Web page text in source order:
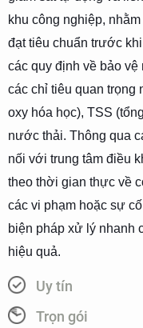
khu công nghiệp,
đạt tiêu chuẩn trước
các quy định về bảo
các chỉ tiêu quan
oxy hóa học), TSS
nước thải. Thông qua
nối với trung tâm điều
theo thời gian thực về
các vi phạm hoặc sự
biện pháp xử lý nhanh
hiệu quả.
Uy tín
Trọn gói